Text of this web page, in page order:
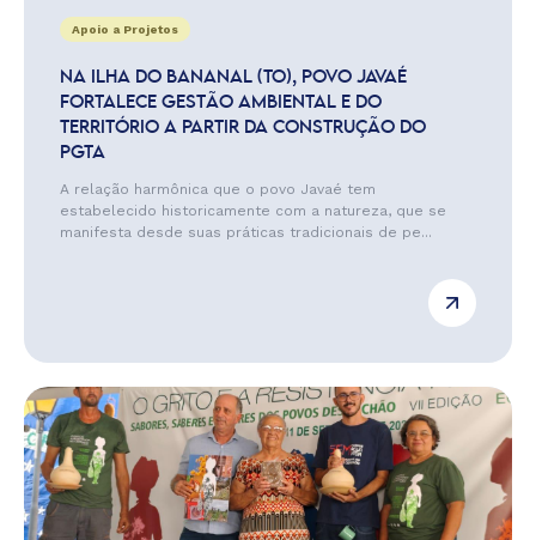
Apoio a Projetos
NA ILHA DO BANANAL (TO), POVO JAVAÉ
FORTALECE GESTÃO AMBIENTAL E DO
TERRITÓRIO A PARTIR DA CONSTRUÇÃO DO
PGTA
A relação harmônica que o povo Javaé tem
estabelecido historicamente com a natureza, que se
manifesta desde suas práticas tradicionais de pe...